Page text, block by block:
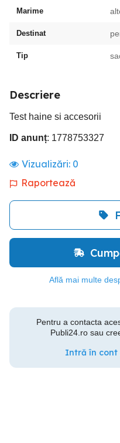
Marime
Destinat
Tip
Descriere
Test haine si accesorii
ID anunț: 1778753327
Vizualizări: 0
Raportează
Află mai multe
Pentru a contacta
Publi24.ro sau
Intră în